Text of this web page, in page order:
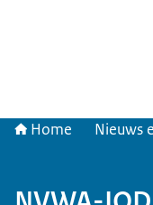
Home Nieuws